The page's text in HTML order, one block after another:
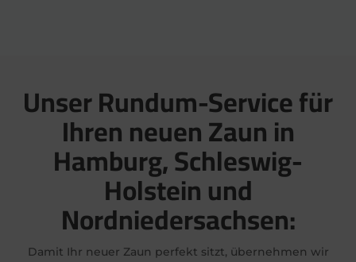
Unser Rundum-Service für
Ihren neuen Zaun in
Hamburg, Schleswig-
Holstein und
Nordniedersachsen:
Damit Ihr neuer Zaun perfekt sitzt, übernehmen wir